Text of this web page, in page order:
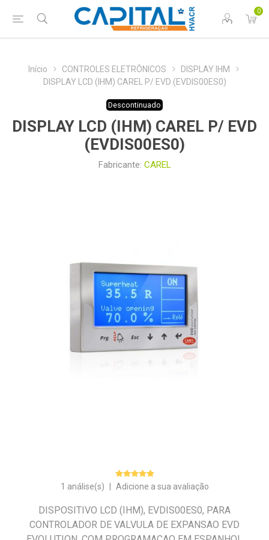
0
Início CONTROLES ELETRÔNICOS
DISPLAY IHM
DISPLAY LCD (IHM) CAREL P/ EVD (EVDIS00ES0)
Descontinuado
DISPLAY LCD (IHM) CAREL P/ EVD
(EVDIS00ES0)
Fabricante: CAREL
1 análise(s) Adicione a sua avaliação
DISPOSITIVO LCD (IHM), EVDIS00ES0, PARA
CONTROLADOR DE VALVULA DE EXPANSAO EVD